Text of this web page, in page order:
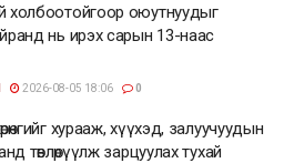
холбоотойгоор оюутнуудыг
нь ирэх сарын 13-наас
2026-08-05 18:06 0
хурааж, хүүхэд, залуучуудын
төвлөрүүлж зарцуулах тухай